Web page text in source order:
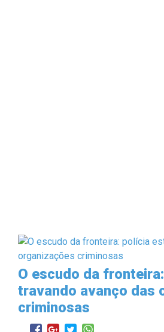
O escudo da
travando avanço das
criminosas